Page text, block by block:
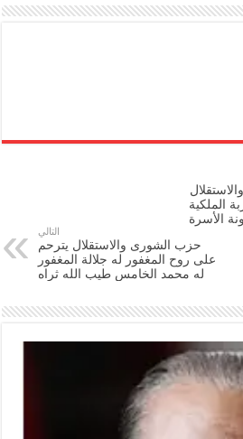
الملكية
الأسرة
التالي
حزب الشورى والاستقلال يترحم
على روح المغفور له جلالة المغفور
له محمد الخامس طيب الله ثراه